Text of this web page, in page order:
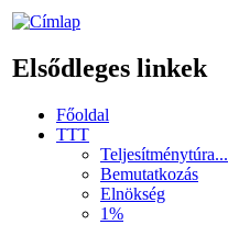
Elsődleges linkek
Főoldal
TTT
Teljesítménytúra...
Bemutatkozás
Elnökség
1%